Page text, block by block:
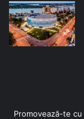
Promovează-te